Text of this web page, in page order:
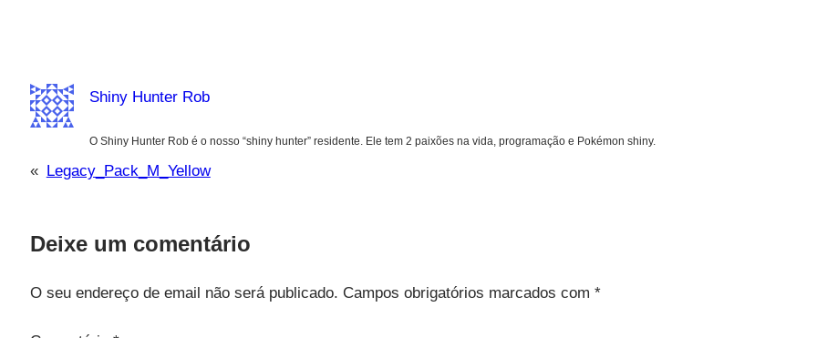
Shiny Hunter Rob
O Shiny Hunter Rob é o nosso “shiny hunter” residente. Ele tem 2 paixões na vida, programação e Pokémon shiny.
« Legacy_Pack_M_Yellow
Deixe um comentário
O seu endereço de email não será publicado. Campos obrigatórios marcados com *